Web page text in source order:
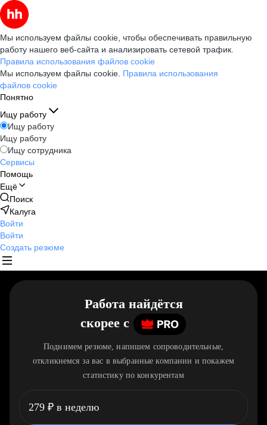
Мы используем файлы cookie, чтобы обеспечивать правильную
работу нашего веб-сайта и анализировать сетевой трафик.
Правила использования файлов cookie
Мы используем файлы cookie. Правила использования
файлов cookie
Понятно
Ищу работу
Ищу работу
Ищу работу
Ищу сотрудника
Сервисы
Помощь
Ещё
Поиск
Калуга
Войти
Войти
Создать резюме
Работа найдётся
скорее c
Поднимем резюме, напишем сопроводительные,
откликнемся за вас в выбранные компании и покажем
статистику по конкурентам
279 ₽ в неделю